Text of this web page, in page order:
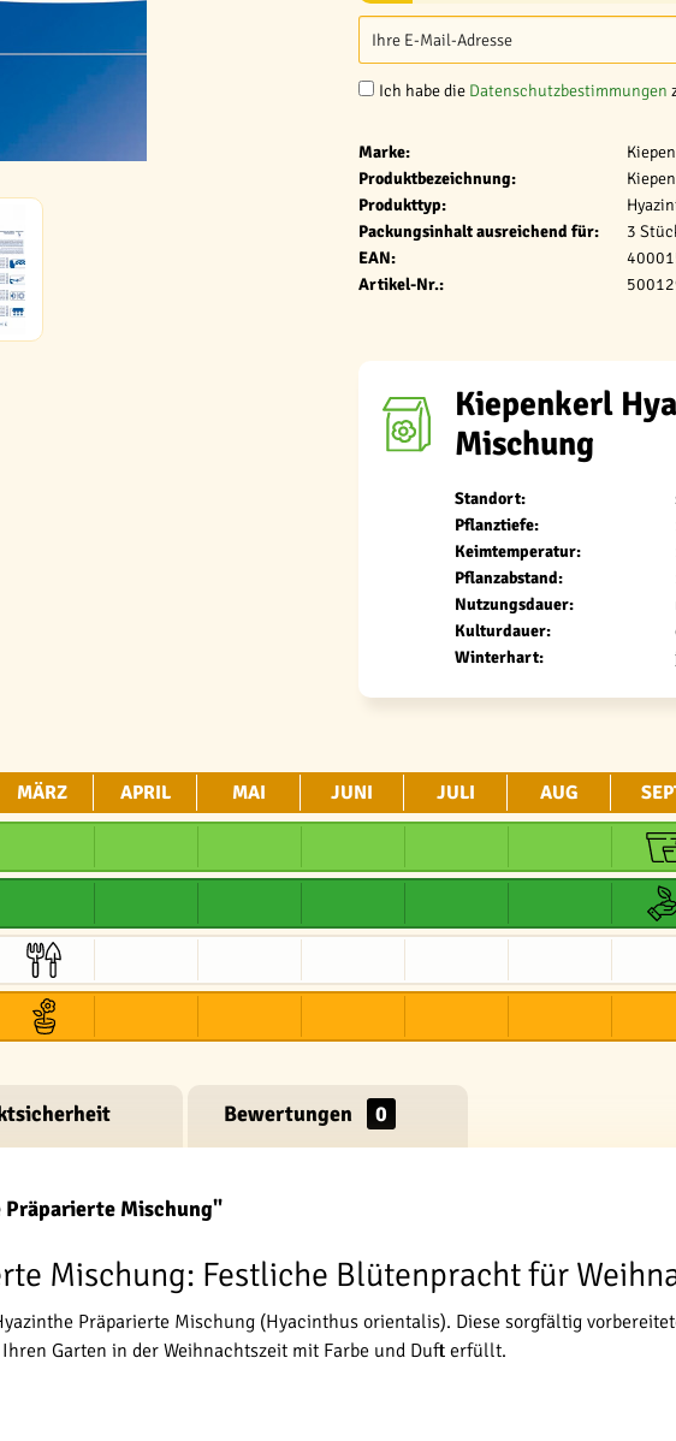
Ich habe die Datenschutzbestimmungen
Marke:
Produktbezeichnung:
Produkttyp:
Packungsinhalt ausreichend für:
3
EAN:
Artikel-Nr.:
Kiepenkerl
Mischung
Standort:
Pflanztiefe:
Keimtemperatur:
Pflanzabstand:
Nutzungsdauer:
Kulturdauer:
Winterhart:
MÄRZ APRIL MAI JUNI JULI AUG
Bewertungen 0
Mischung"
Mischung: Festliche Blütenpracht für
Präparierte Mischung (Hyacinthus orientalis). Diese sorgfältig
Garten in der Weihnachtszeit mit Farbe und Duft erfüllt.